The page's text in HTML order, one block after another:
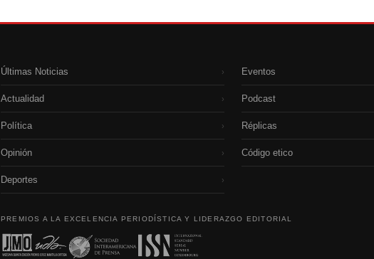
Últimas Noticias ›
Actualidad ›
Política ›
Opinión ›
Deportes ›
Eventos
Podcast
Réplicas
Código etico
PREMIOS A LA EXCELENCIA PERIODÍSTICA Y LIDERAZGO EDITORIAL